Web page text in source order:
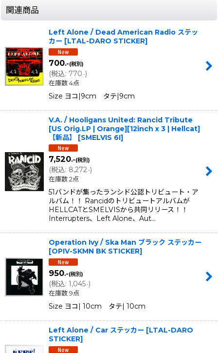
関連商品
Left Alone / Dead American Radio ステッ
カー [LTAL-DARO STICKER]
700.-(税別)
(税込: 770.-)
在庫数 4点
Size ヨコ|9cm タテ|9cm
V.A. / Hooligans United: Rancid Tribute
[US Orig.LP | Orange][12inch x 3 | Hellcat]
【新品】
[SMELVIS 6I]
7,520.-(税別)
(税込: 8,272.-)
在庫数 2点
51バンドが集ったランシド公認トリビュート・ア
ルバム！！ Rancidのトリビュートアルバムが
HELLCATとSMELVISから共同リリース！！
Interrupters、Left Alone、Aut…
Operation Ivy / Ska Man ブラック ステッカー
[OPIV-SKMN BK STICKER]
950.-(税別)
(税込: 1,045.-)
在庫数 9点
Size ヨコ| 10cm タテ| 10cm
Left Alone / Car ステッカー [LTAL-DARO
STICKER]